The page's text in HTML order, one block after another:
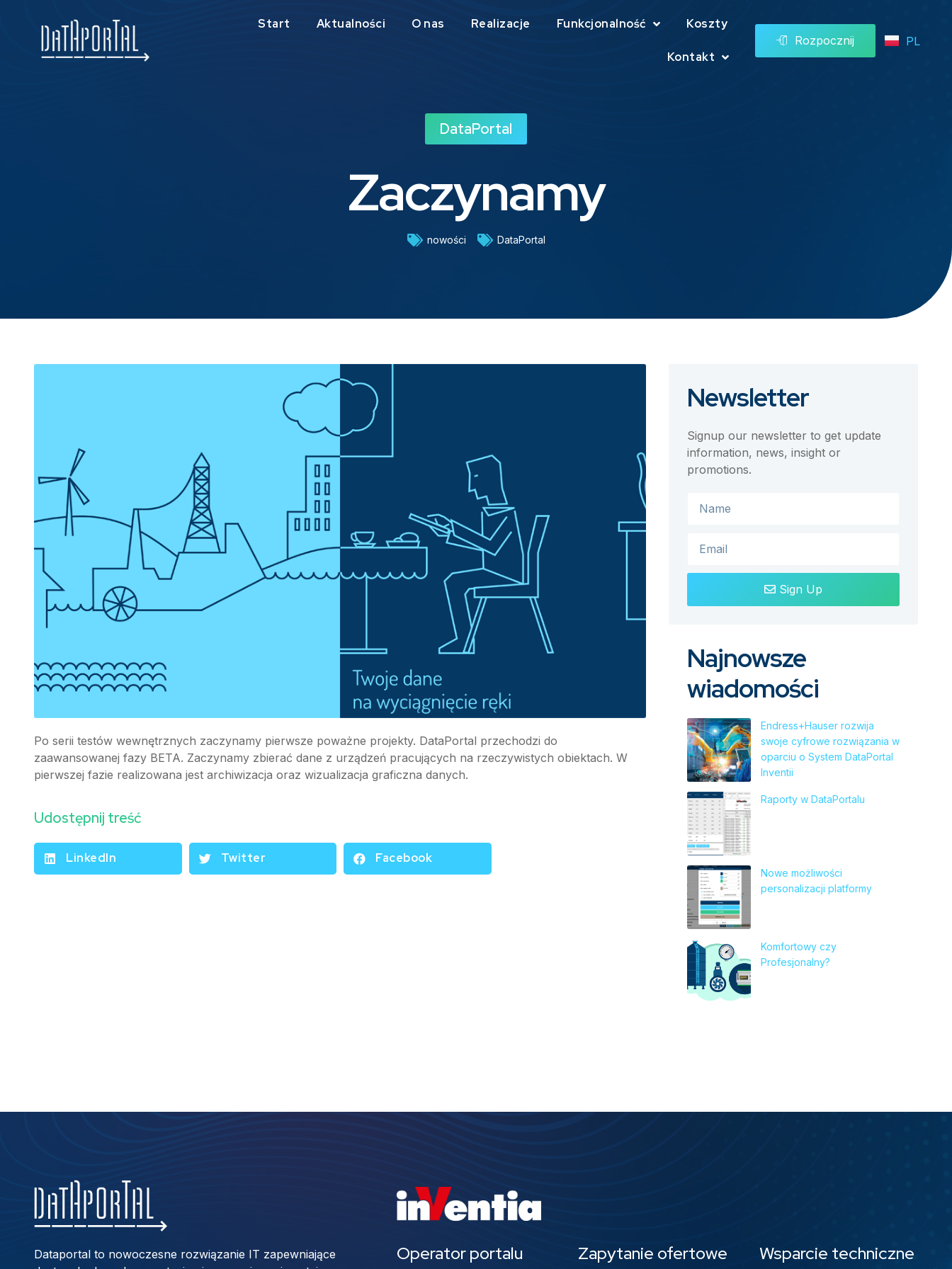
Start Aktualności O nas Realizacje Funkcjonalność Koszty
Kontakt
Rozpocznij PL
DataPortal
Zaczynamy
nowości DataPortal
Po serii testów wewnętrznych zaczynamy pierwsze poważne projekty. DataPortal przechodzi do
zaawansowanej fazy BETA. Zaczynamy zbierać dane z urządzeń pracujących na rzeczywistych obiektach. W
pierwszej fazie realizowana jest archiwizacja oraz wizualizacja graficzna danych.
Udostępnij treść
LinkedIn Twitter Facebook
Newsletter
Signup our newsletter to get update
information, news, insight or
promotions.
Sign Up
Najnowsze
wiadomości
Endress+Hauser rozwija
swoje cyfrowe rozwiązania w
oparciu o System DataPortal
Inventii
Raporty w DataPortalu
Nowe możliwości
personalizacji platformy
Komfortowy czy
Profesjonalny?
Dataportal to nowoczesne rozwiązanie IT zapewniające
Operator portalu Zapytanie ofertowe Wsparcie techniczne